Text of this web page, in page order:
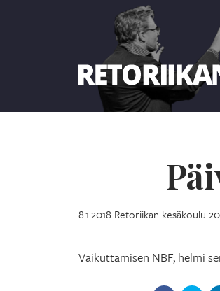
8.1.2018 Retoriikan kesäkoulu
Vaikuttamisen NBF, helmi